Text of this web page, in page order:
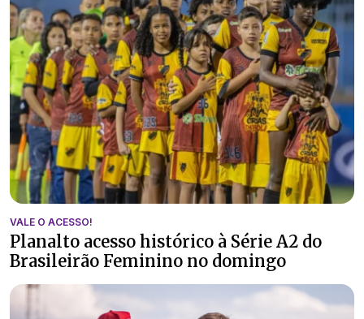
VALE O ACESSO!
Planalto acesso histórico à Série A2 do
Brasileirão Feminino no domingo